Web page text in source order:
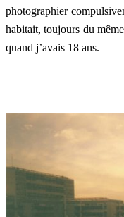
photographier
habitait, toujours du
quand j’avais 18 ans.